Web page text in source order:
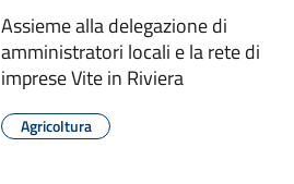
Assieme alla delegazione di
amministratori locali e la rete di
imprese Vite in Riviera
Agricoltura